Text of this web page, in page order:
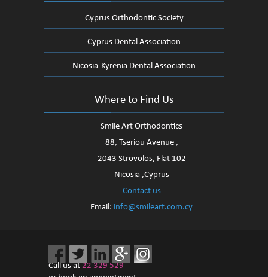
Cyprus Orthodontic Society
Cyprus Dental Association
Nicosia-Kyrenia Dental Association
Where to Find Us
Smile Art Orthodontics
88, Tseriou Avenue ,
2043 Strovolos, Flat 102
Nicosia ,Cyprus
Contact us
Email: info@smileart.com.cy
Call us at 22 329 529